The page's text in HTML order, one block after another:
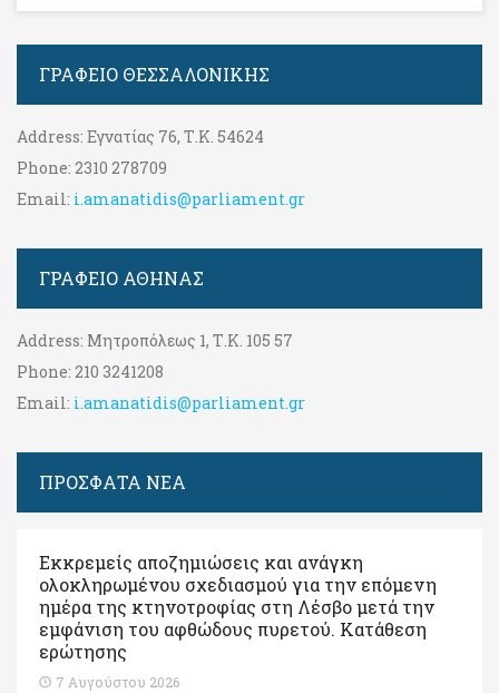
ΓΡΑΦΕΊΟ ΘΕΣΣΑΛΟΝΊΚΗΣ
Address: Εγνατίας 76, Τ.Κ. 54624
Phone: 2310 278709
Email: i.amanatidis@parliament.gr
ΓΡΑΦΕΊΟ ΑΘΉΝΑΣ
Address: Μητροπόλεως 1, Τ.Κ. 105 57
Phone: 210 3241208
Email: i.amanatidis@parliament.gr
ΠΡΟΣΦΑΤΑ ΝΕΑ
Εκκρεμείς αποζημιώσεις και ανάγκη
ολοκληρωμένου σχεδιασμού για την επόμενη
ημέρα της κτηνοτροφίας στη Λέσβο μετά την
εμφάνιση του αφθώδους πυρετού. Kατάθεση
ερώτησης
7 Αυγούστου 2026